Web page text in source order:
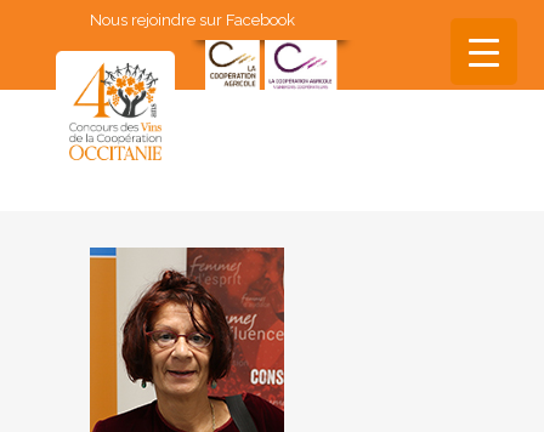
Nous rejoindre sur Facebook